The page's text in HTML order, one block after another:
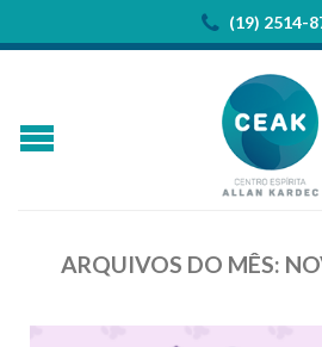
(19) 2514-
ARQUIVOS DO MÊS: